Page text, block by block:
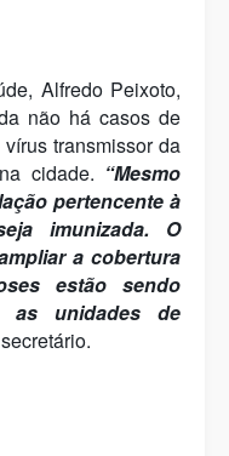
Alfredo Peixoto,
não há casos de
transmissor da
cidade. “Mesmo
pertencente à
imunizada. O
a cobertura
estão sendo
as unidades de